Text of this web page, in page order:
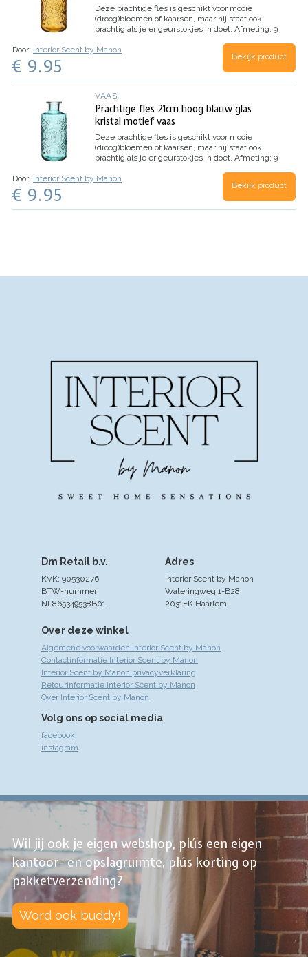
Deze prachtige fles is geschikt voor mooie
(droog)bloemen of kaarsen, maar hij staat ook
prachtig als je er geurstokjes in doet. Afmeting: 9
Door: Interior Scent by Manon
€ 9.95 Bekijk product
VAAS
Prachtige fles 21cm hoog blauw glas
kristal motief vaas
Deze prachtige fles is geschikt voor mooie
(droog)bloemen of kaarsen, maar hij staat ook
prachtig als je er geurstokjes in doet. Afmeting: 9
Door: Interior Scent by Manon
€ 9.95 Bekijk product
Over deze winkel
Algemene voorwaarden Interior Scent by Manon
Contactinformatie Interior Scent by Manon
Interior Scent by Manon privacyverklaring
Retourinformatie Interior Scent by Manon
Over Interior Scent by Manon
Volg ons op social media
facebook
instagram
Adres
Interior Scent by Manon
Wateringweg 1-B28
2031EK Haarlem
Dm Retail b.v.
KVK: 90530276
BTW-nummer:
NL865349538B01
Wil jij ook je eigen webshop, plús een eigen
kantoor- en opslagruimte, plús korting op
pakketverzending?
Word ook buddy!